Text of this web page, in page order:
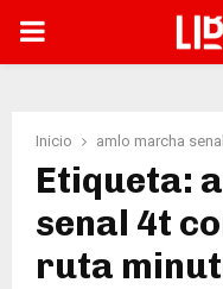
PRIMARY
Inicio amlo marcha
Etiqueta:
senal 4t
ruta